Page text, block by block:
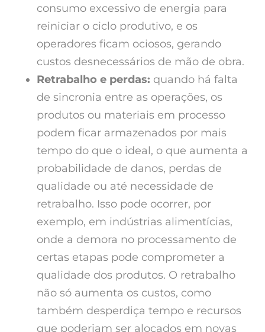
consumo excessivo de energia para
reiniciar o ciclo produtivo, e os
operadores ficam ociosos, gerando
custos desnecessários de mão de obra.
Retrabalho e perdas: quando há falta
de sincronia entre as operações, os
produtos ou materiais em processo
podem ficar armazenados por mais
tempo do que o ideal, o que aumenta a
probabilidade de danos, perdas de
qualidade ou até necessidade de
retrabalho. Isso pode ocorrer, por
exemplo, em indústrias alimentícias,
onde a demora no processamento de
certas etapas pode comprometer a
qualidade dos produtos. O retrabalho
não só aumenta os custos, como
também desperdiça tempo e recursos
que poderiam ser alocados em novas